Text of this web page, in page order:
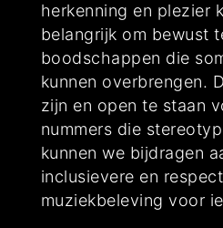
herkenning en plezier
belangrijk om bewust
boodschappen die
kunnen overbrengen.
zijn en open te staan
nummers die
kunnen we bijdragen
inclusievere en
muziekbeleving voor